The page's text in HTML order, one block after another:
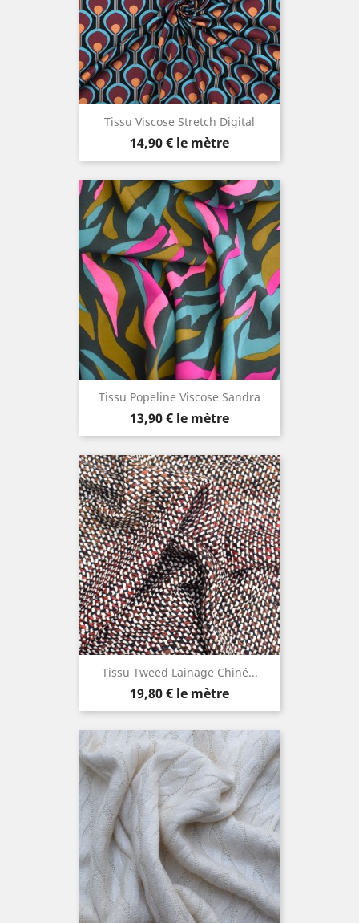
Tissu Viscose Stretch Digital
Prix
14,90 € le mètre
Tissu Popeline Viscose Sandra
Prix
13,90 € le mètre
Tissu Tweed Lainage Chiné...
Prix
19,80 € le mètre